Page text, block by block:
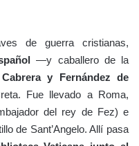
de guerra cristianas,
—y caballero de la
y Fernández de
Fue llevado a Roma,
del rey de Fez) e
de Sant’Angelo. Allí pasa